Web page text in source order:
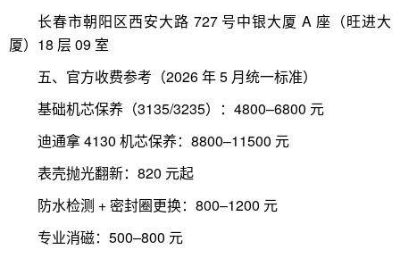
长春市朝阳区西安大路 727 号中银大厦 A 座（旺进大
厦）18 层 09 室
五、官方收费参考（2026 年 5 月统一标准）
基础机芯保养（3135/3235）：4800–6800 元
迪通拿 4130 机芯保养：8800–11500 元
表壳抛光翻新：820 元起
防水检测 + 密封圈更换：800–1200 元
专业消磁：500–800 元